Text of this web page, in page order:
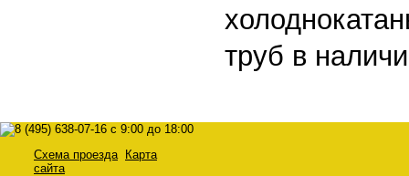
труб в
Схема проезда
Карта
сайта